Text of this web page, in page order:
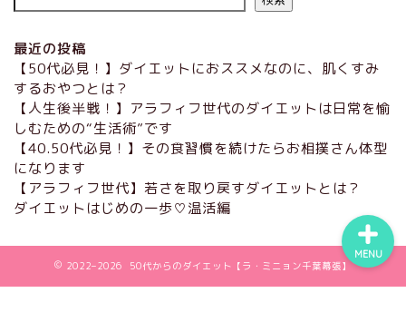
最近の投稿
【50代必見！】ダイエットにおススメなのに、肌くすみ
するおやつとは？
【人生後半戦！】アラフィフ世代のダイエットは日常を愉
しむための“生活術”です
【40.50代必見！】その食習慣を続けたらお相撲さん体型
になります
【アラフィフ世代】若さを取り戻すダイエットとは？
ダイエットはじめの一歩♡温活編
2022–2026 50代からのダイエット【ラ・ミニョン千葉幕張】
MENU